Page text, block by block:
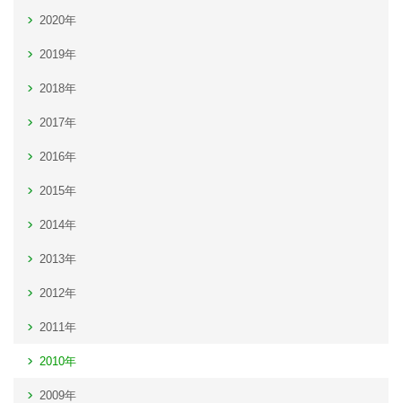
2020年
2019年
2018年
2017年
2016年
2015年
2014年
2013年
2012年
2011年
2010年
2009年